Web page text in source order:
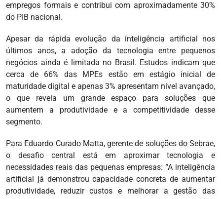
empregos formais e contribui com aproximadamente 30%
do PIB nacional.
Apesar da rápida evolução da inteligência artificial nos
últimos anos, a adoção da tecnologia entre pequenos
negócios ainda é limitada no Brasil. Estudos indicam que
cerca de 66% das MPEs estão em estágio inicial de
maturidade digital e apenas 3% apresentam nível avançado,
o que revela um grande espaço para soluções que
aumentem a produtividade e a competitividade desse
segmento.
Para Eduardo Curado Matta, gerente de soluções do Sebrae,
o desafio central está em aproximar tecnologia e
necessidades reais das pequenas empresas: “A inteligência
artificial já demonstrou capacidade concreta de aumentar
produtividade, reduzir custos e melhorar a gestão das